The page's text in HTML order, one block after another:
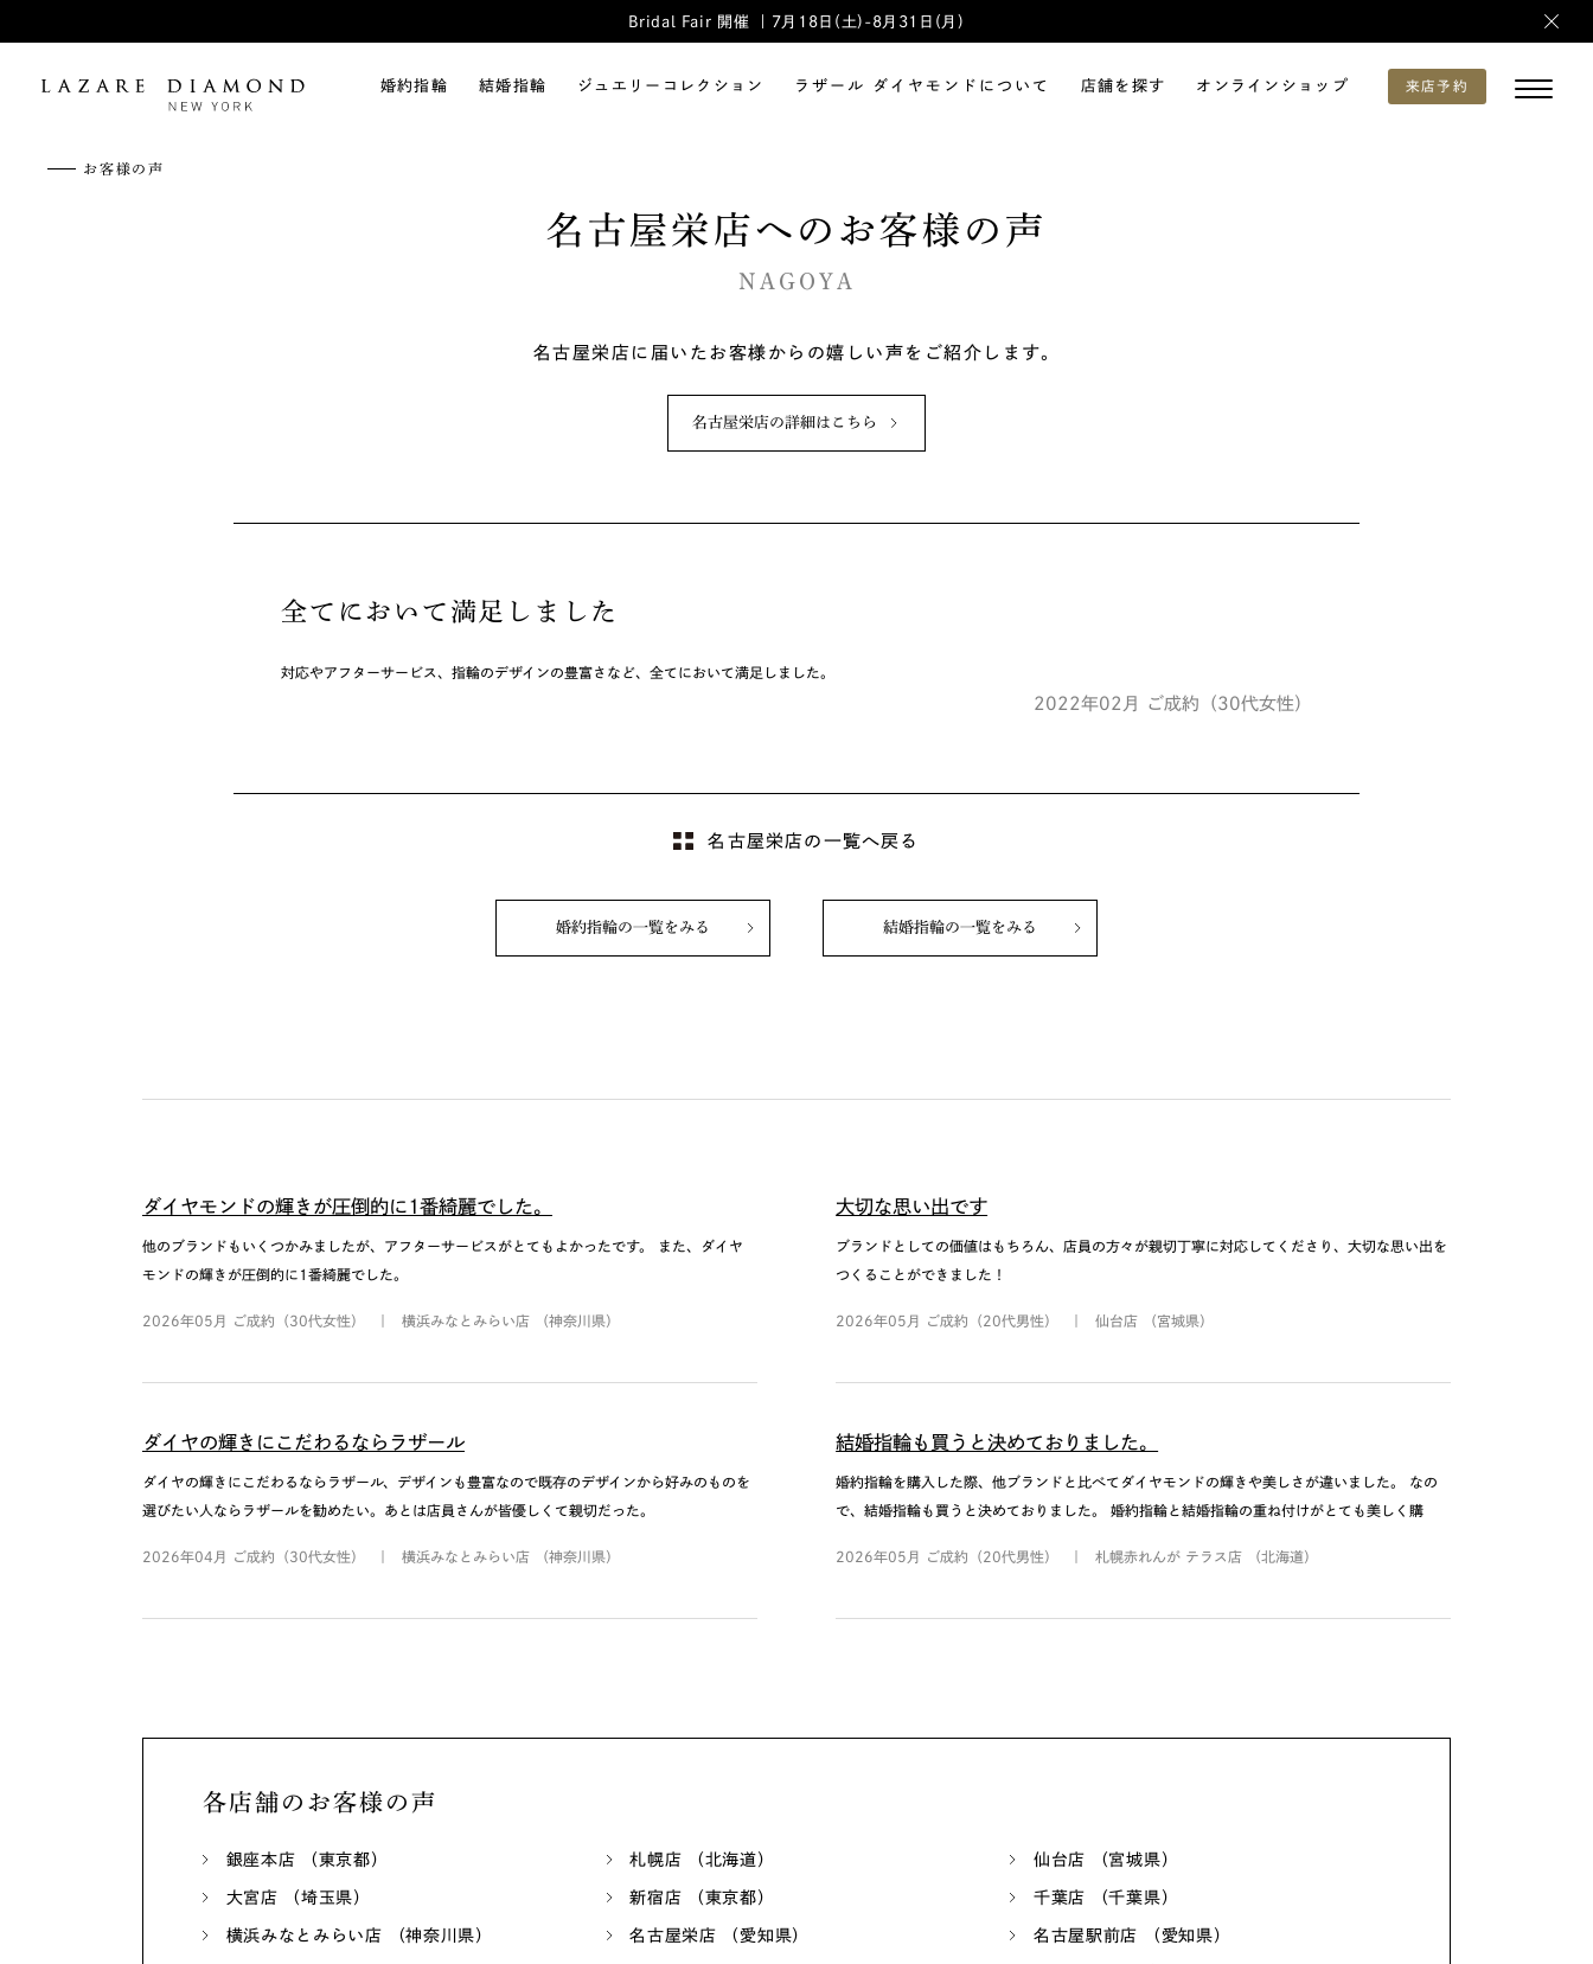
Bridal Fair 開催 ｜7月18日(土)-8月31日(月)
婚約指輪 結婚指輪 ジュエリーコレクション ラザール ダイヤモンドについて 店舗を探す オンラインショップ 来店予約
お客様の声
名古屋栄店へのお客様の声
NAGOYA
名古屋栄店に届いたお客様からの嬉しい声をご紹介します。
名古屋栄店の詳細はこちら
全てにおいて満足しました
対応やアフターサービス、指輪のデザインの豊富さなど、全てにおいて満足しました。
2022年02月 ご成約（30代女性）
名古屋栄店の一覧へ戻る
婚約指輪の一覧をみる 結婚指輪の一覧をみる
ダイヤモンドの輝きが圧倒的に1番綺麗でした。
他のブランドもいくつかみましたが、アフターサービスがとてもよかったです。 また、ダイヤ
モンドの輝きが圧倒的に1番綺麗でした。
2026年05月 ご成約（30代女性） 横浜みなとみらい店 （神奈川県）
大切な思い出です
ブランドとしての価値はもちろん、店員の方々が親切丁寧に対応してくださり、大切な思い出を
つくることができました！
2026年05月 ご成約（20代男性） 仙台店 （宮城県）
ダイヤの輝きにこだわるならラザール
ダイヤの輝きにこだわるならラザール、デザインも豊富なので既存のデザインから好みのものを
選びたい人ならラザールを勧めたい。あとは店員さんが皆優しくて親切だった。
2026年04月 ご成約（30代女性） 横浜みなとみらい店 （神奈川県）
結婚指輪も買うと決めておりました。
婚約指輪を購入した際、他ブランドと比べてダイヤモンドの輝きや美しさが違いました。 なの
で、結婚指輪も買うと決めておりました。 婚約指輪と結婚指輪の重ね付けがとても美しく購
2026年05月 ご成約（20代男性）
札幌赤れんが テラス店 （北海道）
各店舗のお客様の声
銀座本店 （東京都） 札幌店 （北海道） 仙台店 （宮城県）
大宮店 （埼玉県） 新宿店 （東京都） 千葉店 （千葉県）
横浜みなとみらい店 （神奈川県） 名古屋栄店 （愛知県） 名古屋駅前店 （愛知県）